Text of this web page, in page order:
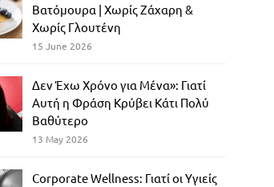
Βατόμουρα | Χωρίς Ζάχαρη &
Χωρίς Γλουτένη
15 June 2026
Δεν Έχω Χρόνο για Μένα»: Γιατί
Αυτή η Φράση Κρύβει Κάτι Πολύ
Βαθύτερο
13 May 2026
Corporate Wellness: Γιατί οι Υγιείς